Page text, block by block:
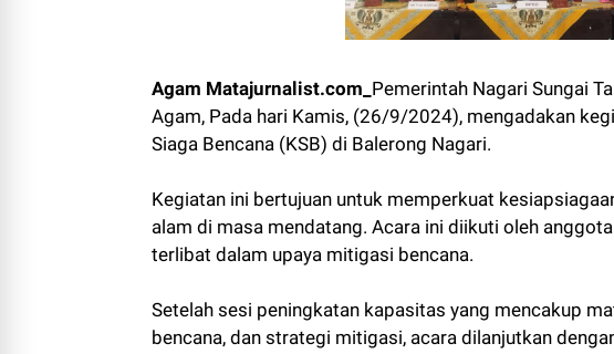
Agam Matajurnalist.com_ Pemerintah Nagari Sungai
Agam, Pada hari Kamis, (26/9/2024), mengadakan
Siaga Bencana (KSB) di Balerong Nagari.
Kegiatan ini bertujuan untuk memperkuat
alam di masa mendatang. Acara ini diikuti oleh
terlibat dalam upaya mitigasi bencana.
Setelah sesi peningkatan kapasitas yang mencakup
bencana, dan strategi mitigasi, acara dilanjutkan